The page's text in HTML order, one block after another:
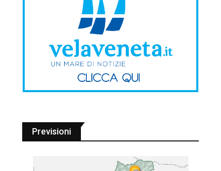
Previsioni